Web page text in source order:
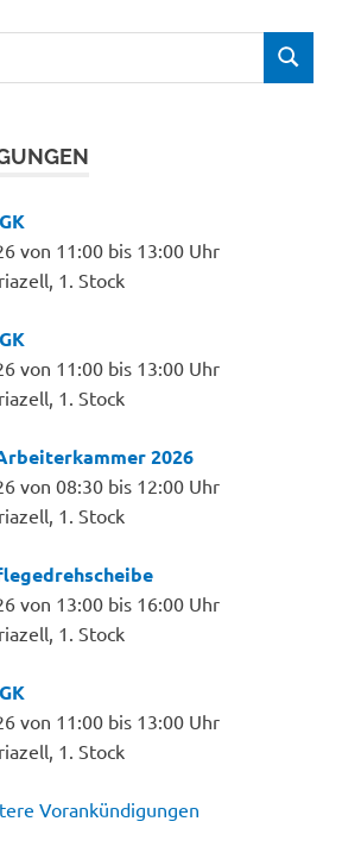
SUCHEN
von 11:00 bis 13:00 Uhr
1. Stock
von 11:00 bis 13:00 Uhr
1. Stock
2026
von 08:30 bis 12:00 Uhr
1. Stock
von 13:00 bis 16:00 Uhr
1. Stock
von 11:00 bis 13:00 Uhr
1. Stock
Vorankündigungen